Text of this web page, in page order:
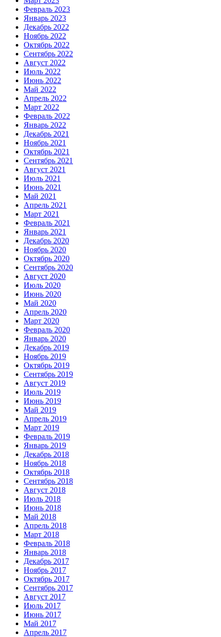
Февраль 2023
Январь 2023
Декабрь 2022
Ноябрь 2022
Октябрь 2022
Сентябрь 2022
Август 2022
Июль 2022
Июнь 2022
Май 2022
Апрель 2022
Март 2022
Февраль 2022
Январь 2022
Декабрь 2021
Ноябрь 2021
Октябрь 2021
Сентябрь 2021
Август 2021
Июль 2021
Июнь 2021
Май 2021
Апрель 2021
Март 2021
Февраль 2021
Январь 2021
Декабрь 2020
Ноябрь 2020
Октябрь 2020
Сентябрь 2020
Август 2020
Июль 2020
Июнь 2020
Май 2020
Апрель 2020
Март 2020
Февраль 2020
Январь 2020
Декабрь 2019
Ноябрь 2019
Октябрь 2019
Сентябрь 2019
Август 2019
Июль 2019
Июнь 2019
Май 2019
Апрель 2019
Март 2019
Февраль 2019
Январь 2019
Декабрь 2018
Ноябрь 2018
Октябрь 2018
Сентябрь 2018
Август 2018
Июль 2018
Июнь 2018
Май 2018
Апрель 2018
Март 2018
Февраль 2018
Январь 2018
Декабрь 2017
Ноябрь 2017
Октябрь 2017
Сентябрь 2017
Август 2017
Июль 2017
Июнь 2017
Май 2017
Апрель 2017